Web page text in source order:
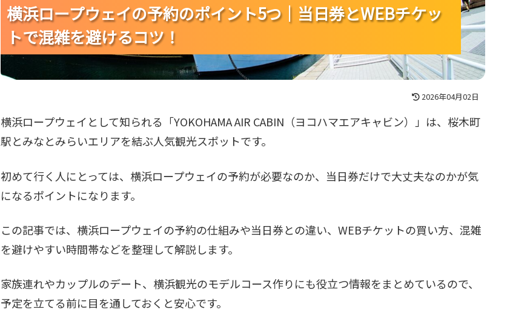
横浜ロープウェイの予約のポイント5つ｜当日券とWEBチケッ
トで混雑を避けるコツ！
横浜ロープウェイの予約のポイント5つ｜当日券とWEBチケッ
トで混雑を避けるコツ！
横浜ロープウェイの予約のポイント5つ｜当日券とWEBチケッ
トで混雑を避けるコツ！
2026年04月02日
横浜ロープウェイとして知られる「YOKOHAMA AIR CABIN（ヨコハマエアキャビン）」は、桜木町
駅とみなとみらいエリアを結ぶ人気観光スポットです。
初めて行く人にとっては、横浜ロープウェイの予約が必要なのか、当日券だけで大丈夫なのかが気
になるポイントになります。
この記事では、横浜ロープウェイの予約の仕組みや当日券との違い、WEBチケットの買い方、混雑
を避けやすい時間帯などを整理して解説します。
家族連れやカップルのデート、横浜観光のモデルコース作りにも役立つ情報をまとめているので、
予定を立てる前に目を通しておくと安心です。